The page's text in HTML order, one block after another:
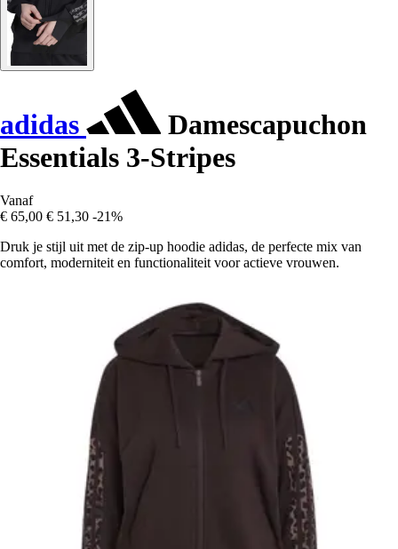
adidas
Damescapuchon
Essentials 3-Stripes
Vanaf
€ 65,00 € 51,30 -21%
Druk je stijl uit met de zip-up hoodie adidas, de perfecte mix van
comfort, moderniteit en functionaliteit voor actieve vrouwen.